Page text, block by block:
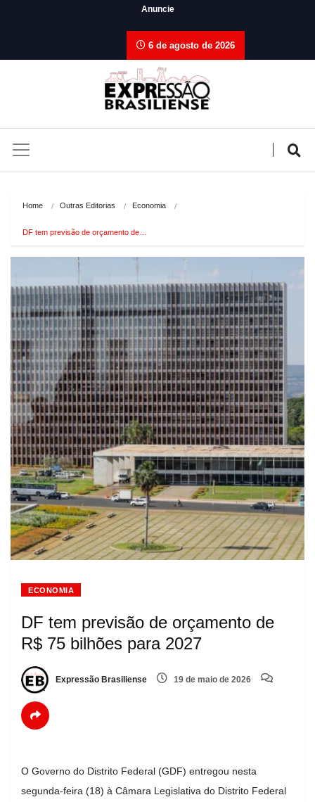
Anuncie
6 de agosto de 2026
Home Outras Editorias Economia
DF tem previsão de orçamento de…
ECONOMIA
DF tem previsão de orçamento de
R$ 75 bilhões para 2027
Expressão Brasiliense 19 de maio de 2026
O Governo do Distrito Federal (GDF) entregou nesta
segunda-feira (18) à Câmara Legislativa do Distrito Federal